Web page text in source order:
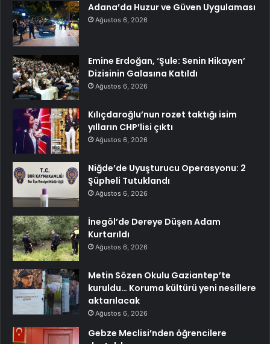
Adana’da Huzur ve Güven Uygulaması
Ağustos 6, 2026
Emine Erdoğan, ‘Şule: Senin Hikayen’
Dizisinin Galasına Katıldı
Ağustos 6, 2026
Kılıçdaroğlu’nun rozet taktığı isim
yılların CHP’lisi çıktı
Ağustos 6, 2026
Niğde’de Uyuşturucu Operasyonu: 2
Şüpheli Tutuklandı
Ağustos 6, 2026
İnegöl’de Dereye Düşen Adam
Kurtarıldı
Ağustos 6, 2026
Metin Sözen Okulu Gaziantep’te
kuruldu… Koruma kültürü yeni nesillere
aktarılacak
Ağustos 6, 2026
Gebze Meclisi’nden öğrencilere